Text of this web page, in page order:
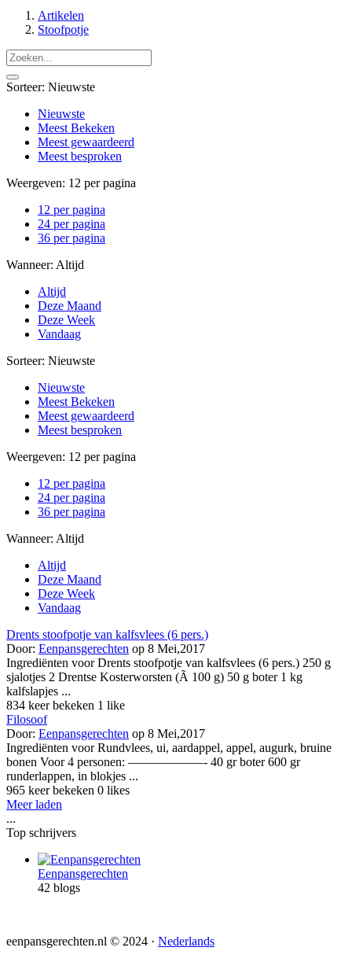
Artikelen
Stoofpotje
Sorteer: Nieuwste
Nieuwste
Meest Bekeken
Meest gewaardeerd
Meest besproken
Weergeven: 12 per pagina
12 per pagina
24 per pagina
36 per pagina
Wanneer: Altijd
Altijd
Deze Maand
Deze Week
Vandaag
Sorteer: Nieuwste
Nieuwste
Meest Bekeken
Meest gewaardeerd
Meest besproken
Weergeven: 12 per pagina
12 per pagina
24 per pagina
36 per pagina
Wanneer: Altijd
Altijd
Deze Maand
Deze Week
Vandaag
Drents stoofpotje van kalfsvlees (6 pers.)
Door: Eenpansgerechten op 8 Mei,2017
Ingrediënten voor Drents stoofpotje van kalfsvlees (6 pers.) 250 g
sjalotjes 2 Drentse Kosterworsten (Ã 100 g) 50 g boter 1 kg
kalfslapjes ...
834 keer bekeken 1 like
Filosoof
Door: Eenpansgerechten op 8 Mei,2017
Ingrediënten voor Rundvlees, ui, aardappel, appel, augurk, bruine
bonen Voor 4 personen: ——————- 40 gr boter 600 gr
runderlappen, in blokjes ...
965 keer bekeken 0 likes
Meer laden
...
Top schrijvers
Eenpansgerechten
42 blogs
eenpansgerechten.nl © 2024 · Nederlands